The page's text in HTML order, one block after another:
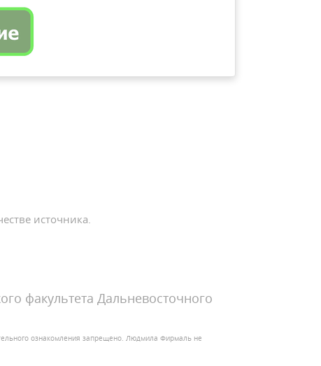
источника.
факультета Дальневосточного
ознакомления запрещено. Людмила Фирмаль не